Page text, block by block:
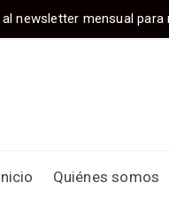
Quiénes somos
al newsletter mensual